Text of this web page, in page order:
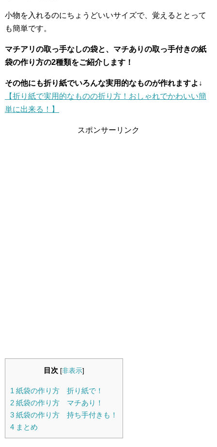
小物を入れるのにちょうどいいサイズで、覚えるととって
も簡単です。
マチアリの取っ手なしの袋と、マチありの取っ手付きの紙
袋の作り方の2種類をご紹介します！
その他にも折り紙でいろんな実用的なものが作れますよ↓
【折り紙で実用的なものの折り方！おしゃれでかわいい簡
単に出来る！】
スポンサーリンク
目次 [非表示]
1 紙袋の作り方 折り紙で！
2 紙袋の作り方 マチあり！
3 紙袋の作り方 持ち手付きも！
4 まとめ